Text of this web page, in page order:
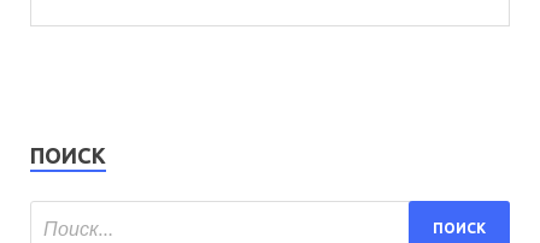
ПОИСК